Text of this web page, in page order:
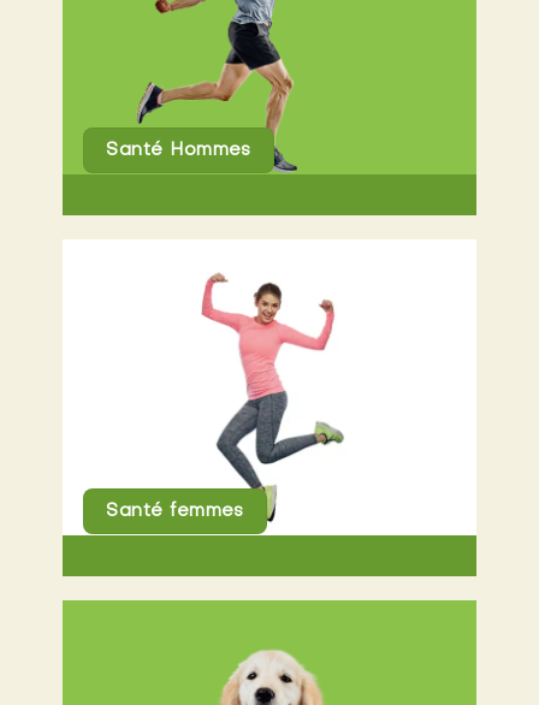
Santé Hommes
Santé femmes